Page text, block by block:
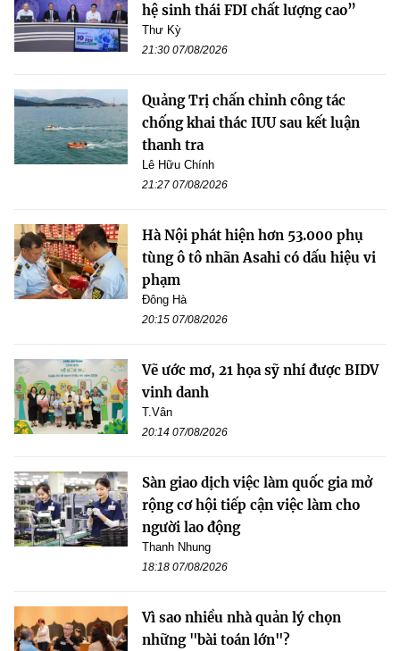
hệ sinh thái FDI chất lượng cao”
Thư Kỳ
21:30 07/08/2026
Quảng Trị chấn chỉnh công tác
chống khai thác IUU sau kết luận
thanh tra
Lê Hữu Chính
21:27 07/08/2026
Hà Nội phát hiện hơn 53.000 phụ
tùng ô tô nhãn Asahi có dấu hiệu vi
phạm
Đông Hà
20:15 07/08/2026
Vẽ ước mơ, 21 họa sỹ nhí được BIDV
vinh danh
T.Vân
20:14 07/08/2026
Sàn giao dịch việc làm quốc gia mở
rộng cơ hội tiếp cận việc làm cho
người lao động
Thanh Nhung
18:18 07/08/2026
Vì sao nhiều nhà quản lý chọn
những "bài toán lớn"?